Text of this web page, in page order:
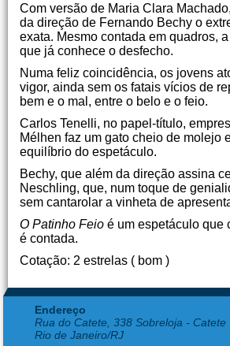
Com versão de Maria Clara
da direção de Fernando Bechy o
exata. Mesmo contada em quadros,
que já conhece o desfecho.
Numa feliz coincidência, os jovens
vigor, ainda sem os fatais vícios de
bem e o mal, entre o belo e o feio.
Carlos Tenelli, no papel-título,
Mélhen faz um gato cheio de molejo
equilíbrio do espetáculo.
Bechy, que além da direção assina
Neschling, que, num toque de
sem cantarolar a vinheta de
O Patinho Feio é um espetáculo que
é contada.
Cotação: 2 estrelas ( bom )
Endereço
Rua do Catete, 338 Sobreloja - Catete
Rio de Janeiro/RJ